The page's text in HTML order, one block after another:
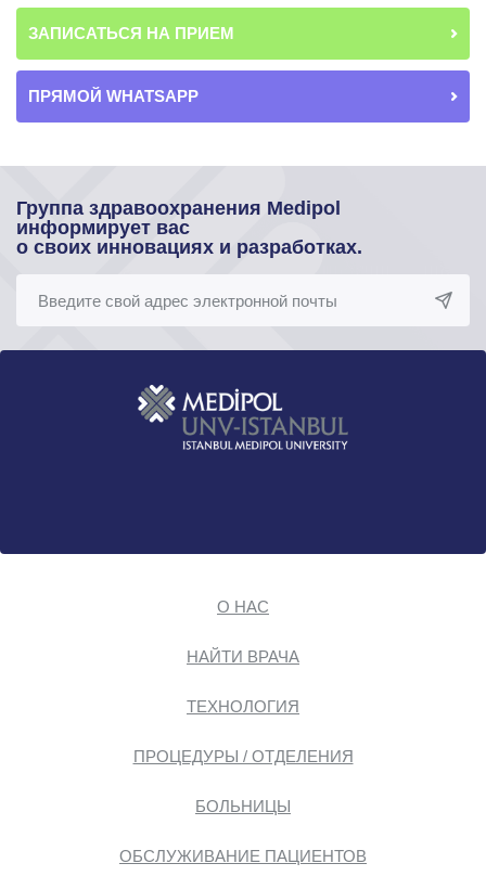
ЗАПИСАТЬСЯ НА ПРИЕМ
ПРЯМОЙ WHATSAPP
Группа здравоохранения Medipol
информирует вас
о своих инновациях и разработках.
О НАС
НАЙТИ ВРАЧА
ТЕХНОЛОГИЯ
ПРОЦЕДУРЫ / ОТДЕЛЕНИЯ
БОЛЬНИЦЫ
ОБСЛУЖИВАНИЕ ПАЦИЕНТОВ